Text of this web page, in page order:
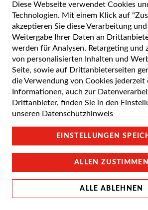
Alle Preise inkl. gesetzlicher Mehrwertsteuer
durchgestrichenen Preise entsprechen dem UVP des
Cookie Einstellungen
Datenschutz und Cookie-
Support
Campus Bedingungen
Impressum
Diese Webseite verwendet Cookies
Technologien. Mit einem Klick auf
akzeptieren Sie diese Verarbeitung
Weitergabe Ihrer Daten an
werden für Analysen, Retargeting und
von personalisierten Inhalten und
Seite, sowie auf Drittanbieterseiten
die Verwendung von Cookies
Informationen, auch zur
Drittanbieter, finden Sie in den
unseren Datenschutzhinweis
EINSTELLUNGEN
ALLEN ZUSTIMMEN
ALLE ABLEHNEN